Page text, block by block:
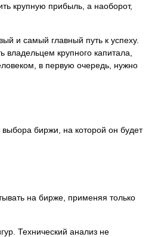
крупную прибыль, а наоборот,
и самый главный путь к успеху.
крупного капитала,
в первую очередь, нужно
выбора биржи, на которой он будет
на бирже, применяя только
Технический анализ не